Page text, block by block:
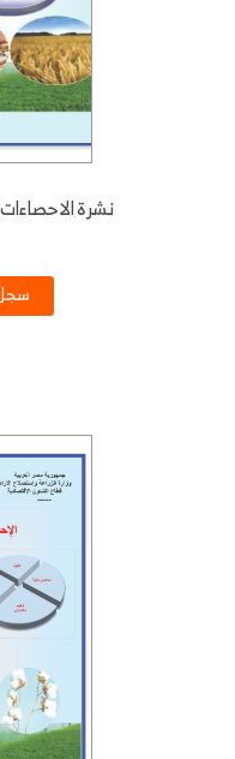
نشرة الاحصاءات